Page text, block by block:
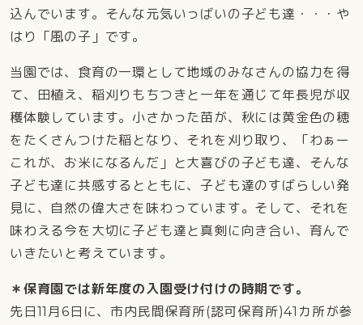
込んでいます。そんな元気いっばいの子ども達・・・や
はり「風の子」です。
当園では、食育の一環として地域のみなさんの協力を得
て、田植え、稲刈りもちつきと一年を通じて年長児が収
穫体験しています。小さかった苗が、秋には黄金色の穂
をたくさんつけた稲となり、それを刈り取り、「わぁー
これが、お米になるんだ」と大喜びの子ども達、そんな
子ども達に共感するとともに、子ども達のすばらしい発
見に、自然の偉大さを味わっています。そして、それを
味わえる今を大切に子ども達と真剣に向き合い、育んで
いきたいと考えています。
＊保育園では新年度の入園受け付けの時期です。
先日11月6日に、市内民間保育所(認可保育所)41カ所が参